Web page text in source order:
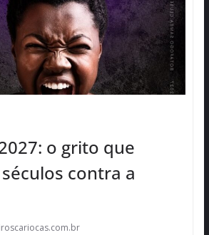
o grito que
contra a